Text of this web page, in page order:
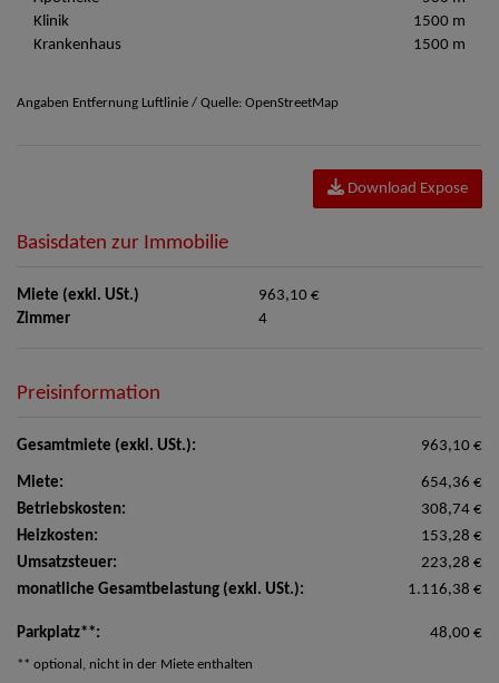
Klinik
1500 m
Krankenhaus
1500 m
Angaben Entfernung Luftlinie / Quelle: OpenStreetMap
Download Expose
Basisdaten zur Immobilie
Miete (exkl. USt.)
963,10 €
Zimmer
4
Preisinformation
Gesamtmiete (exkl. USt.): 963,10 €
Miete:
654,36 €
Betriebskosten:
308,74 €
Heizkosten:
153,28 €
Umsatzsteuer:
223,28 €
monatliche Gesamtbelastung (exkl. USt.):
1.116,38 €
Parkplatz**: 48,00 €
** optional, nicht in der Miete enthalten